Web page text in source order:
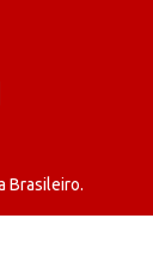
Brasileiro.